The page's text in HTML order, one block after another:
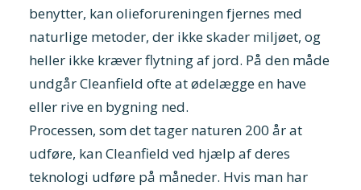
benytter, kan olieforureningen fjernes med
naturlige metoder, der ikke skader miljøet, og
heller ikke kræver flytning af jord. På den måde
undgår Cleanfield ofte at ødelægge en have
eller rive en bygning ned.
Processen, som det tager naturen 200 år at
udføre, kan Cleanfield ved hjælp af deres
teknologi udføre på måneder. Hvis man har